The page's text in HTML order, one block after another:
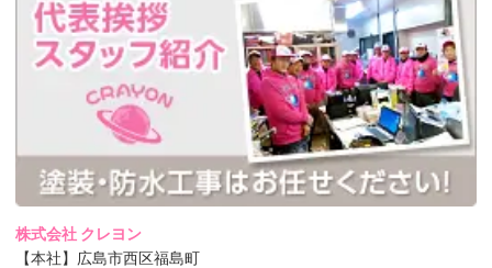
株式会社 クレヨン
【本社】広島市西区福島町